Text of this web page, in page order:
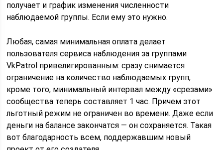
получает и график изменения численности
наблюдаемой группы. Если ему это нужно.
Любая, самая минимальная оплата делает
пользователя сервиса наблюдения за группами
VkPatrol привелигированным: сразу снимается
ограничение на количество наблюдаемых групп,
кроме того, минимальный интервал между «срезами»
сообщества теперь составляет 1 час. Причем этот
льготный режим не ограничен во времени. Даже если
деньги на балансе закончатся — он сохраняется. Такая
вот благодарность всем, поддержавшим новый